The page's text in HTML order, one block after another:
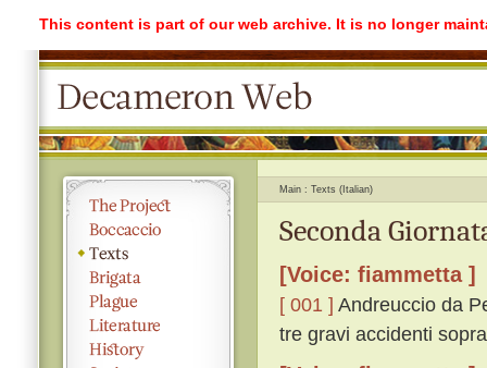
This content is part of our web archive. It is no longer
Main Texts (Italian)
Seconda
[Voice: fiammetta ]
[ 001 ] Andreuccio da
tre gravi accidenti